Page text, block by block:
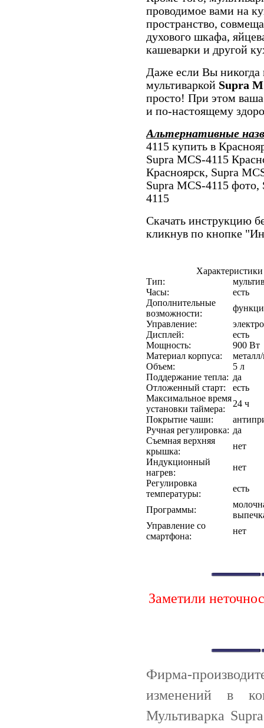
проводимое вами на
пространство,
духового шкафа,
кашеварки и другой
Даже если Вы никогда
мультиваркой Supra
просто! При этом ваша
и по-настоящему
Альтернативные
4115 купить в
Supra MCS-4115
Красноярск, Supra
Supra MCS-4115
4115
Скачать инструкцию
кликнув по кнопке
Тип:
Часы:
есть
Дополнительные
возможности:
Управление:
Дисплей:
есть
Мощность:
900 Вт
Материал корпуса:
Объем:
5 л
Поддержание тепла: да
Отложенный старт:
есть
Максимальное время
установки таймера:
24 ч
Покрытие чаши:
Ручная регулировка: да
Съемная верхняя
крышка:
нет
Индукционный
нагрев:
нет
Регулировка
температуры:
есть
Программы:
Управление со
смартфона:
нет
Заметили
Фирма-
изменений в
Мультиварка